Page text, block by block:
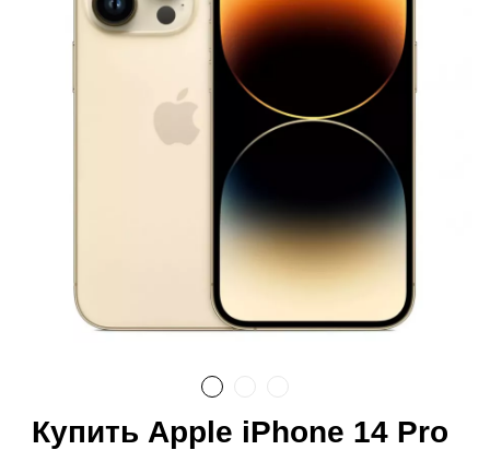
Купить Apple iPhone 14 Pro